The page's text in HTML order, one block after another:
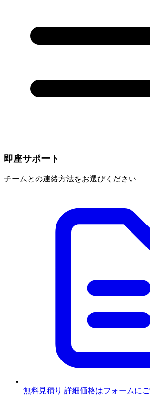
即座サポート
チームとの連絡方法をお選びください
無料見積り 詳細価格はフォームに